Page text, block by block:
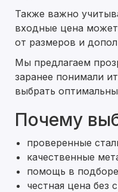
Также важно
входные цена
от размеров и
Мы предлагаем
заранее понимали
выбрать
Почему
проверенные
качественные
помощь в
честная цена без